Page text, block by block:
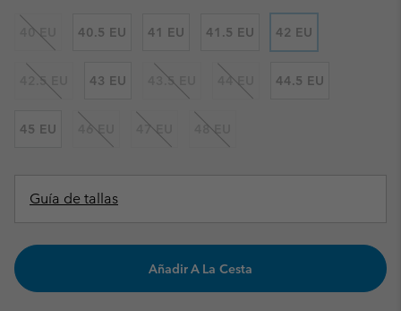
40 EU 40.5 EU 41 EU 41.5 EU 42 EU
42.5 EU 43 EU 43.5 EU 44 EU 44.5 EU
45 EU 46 EU 47 EU 48 EU
Guía de tallas
Añadir A La Cesta